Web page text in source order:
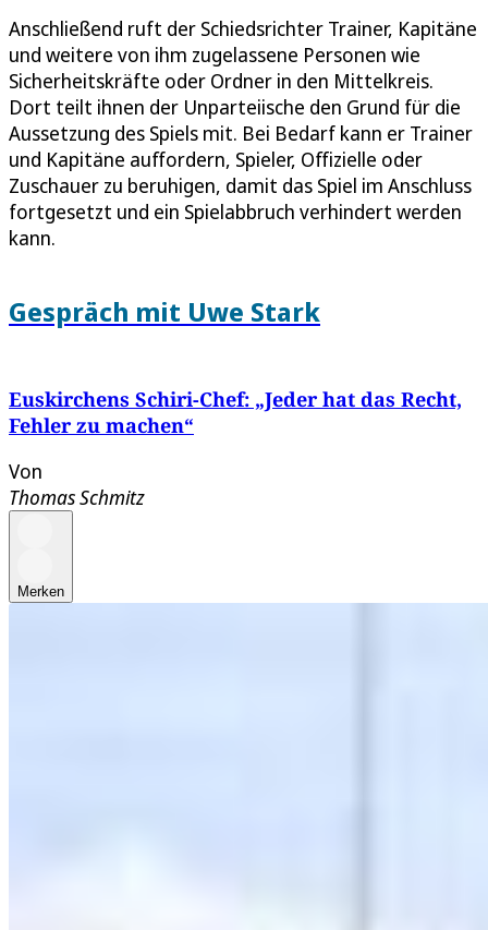
Anschließend ruft der Schiedsrichter Trainer, Kapitäne
und weitere von ihm zugelassene Personen wie
Sicherheitskräfte oder Ordner in den Mittelkreis.
Dort teilt ihnen der Unparteiische den Grund für die
Aussetzung des Spiels mit. Bei Bedarf kann er Trainer
und Kapitäne auffordern, Spieler, Offizielle oder
Zuschauer zu beruhigen, damit das Spiel im Anschluss
fortgesetzt und ein Spielabbruch verhindert werden
kann.
Gespräch mit Uwe Stark
Euskirchens Schiri-Chef: „Jeder hat das Recht,
Fehler zu machen“
Von
Thomas Schmitz
Merken